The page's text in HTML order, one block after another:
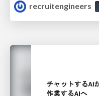
recruitengineers